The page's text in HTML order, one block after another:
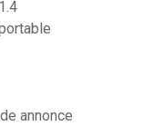
annonce